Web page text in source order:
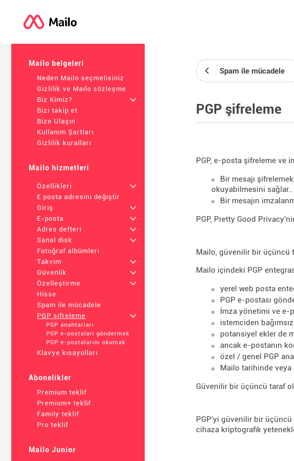
Mailo belgeleri
Neden Mailo seçmelisiniz
Gizlilik ve Mailo sözleşme
Biz Kimiz?
+
Bizi takip et
Bize Ulaşın
Kullanım Şartları
Gizlilik kuralları
Mailo hizmetleri
Özellikleri
+
E posta adresini değiştir
Giriş
+
E-posta
+
Adres defteri
+
Sanal disk
+
Fotoğraf albümleri
Takvim
+
Güvenlik
+
Özelleştirme
+
Hisse
Spam ile mücadele
PGP şifreleme
+
PGP anahtarları
PGP e-postaları göndermek
PGP e-postalarını okumak
Klavye kısayolları
Abonelikler
Premium teklif
Premium+ teklif
Family teklif
Pro teklif
Mailo Junior
Spam ile mücadele
PGP şifreleme
PGP, e-posta şifreleme ve
Bir mesajı
okuyabilmesini sağlar..
Bir mesajın
PGP, Pretty Good
Mailo, güvenilir bir üçüncü
Mailo içindeki PGP
yerel web posta
PGP e-postası
İmza yönetimi ve e-
istemciden
potansiyel ekler de
ancak e-postanın
özel / genel PGP
Mailo tarihinde veya
Güvenilir bir üçüncü taraf
PGP'yi güvenilir bir üçüncü
cihaza kriptografik